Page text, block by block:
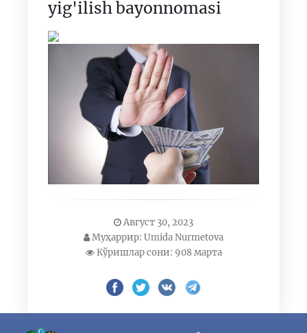
yig'ilish bayonnomasi
Август 30, 2023
Муҳаррир: Umida Nurmetova
Кўришлар сони: 908 марта